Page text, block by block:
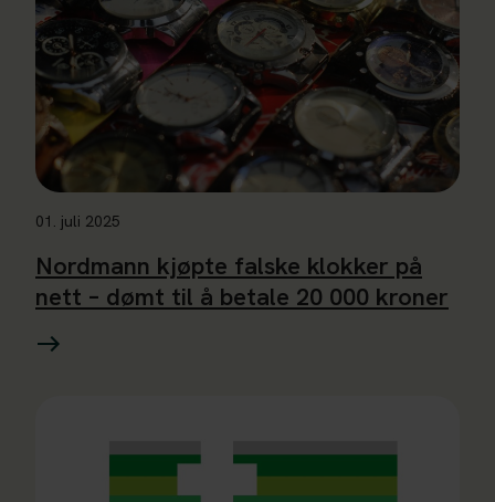
01. juli 2025
Nordmann kjøpte falske klokker på
nett – dømt til å betale 20 000 kroner